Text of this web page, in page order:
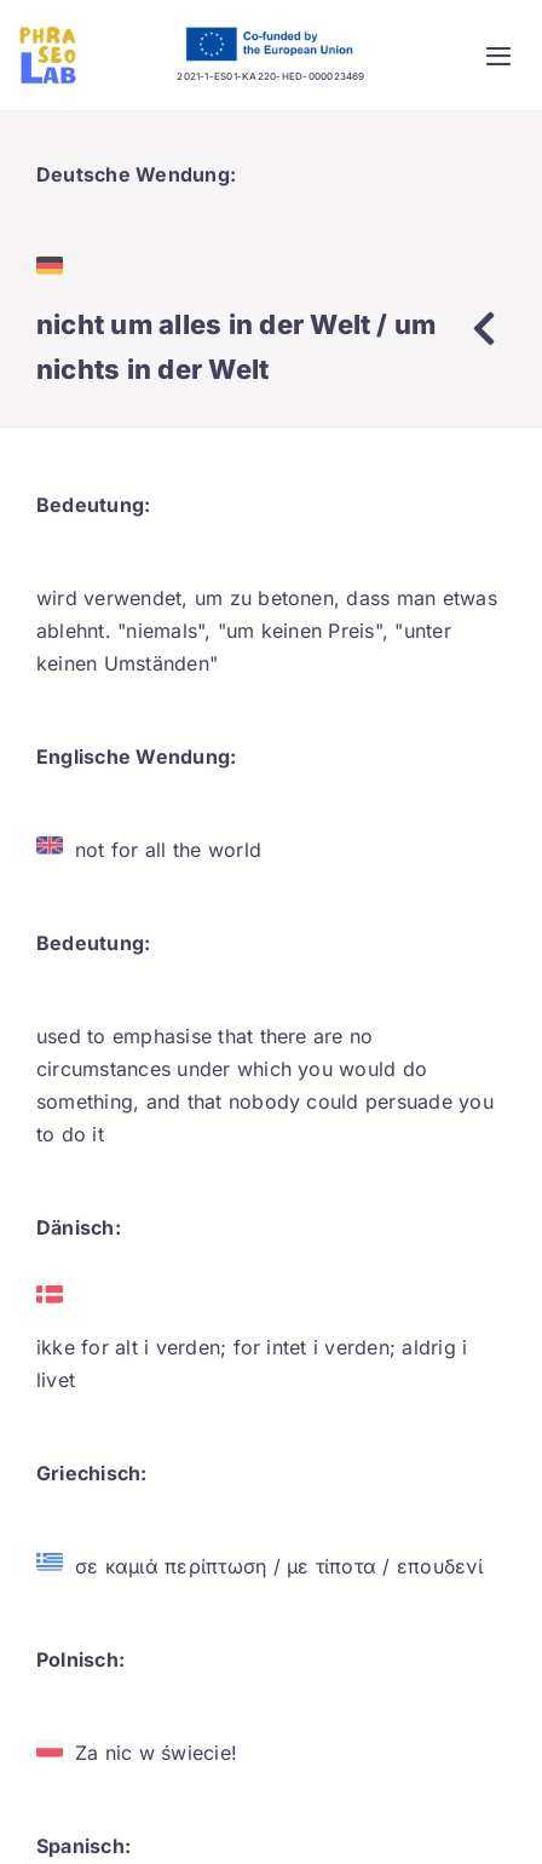
content
2021-1-ES01-KA220-HED-000023469
DE
Deutsche Wendung:
nicht um alles in der Welt / um
nichts in der Welt
Bedeutung:
wird verwendet, um zu betonen, dass man etwas
ablehnt. "niemals", "um keinen Preis", "unter
keinen Umständen"
Englische Wendung:
not for all the world
Bedeutung:
used to emphasise that there are no
circumstances under which you would do
something, and that nobody could persuade you
to do it
Dänisch:
ikke for alt i verden; for intet i verden; aldrig i
livet
Griechisch:
σε καμιά περίπτωση / με τίποτα / επουδενί
Polnisch:
Za nic w świecie!
Spanisch: